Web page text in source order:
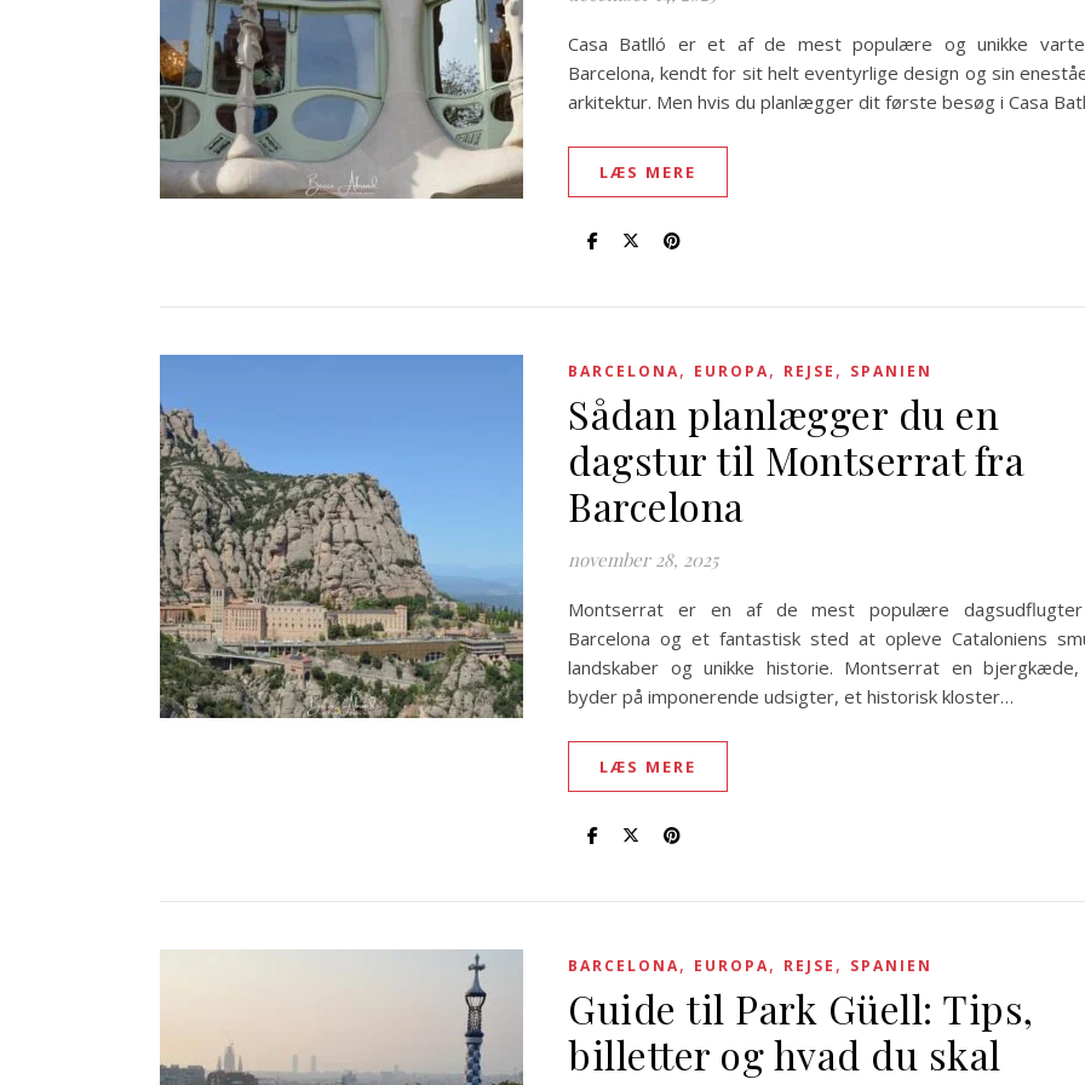
Casa Batlló er et af de mest populære og unikke
Barcelona, kendt for sit helt eventyrlige design og sin
arkitektur. Men hvis du planlægger dit første besøg i Casa
LÆS MERE
BARCELONA, EUROPA, REJSE , SPANIEN
Sådan planlægger du en
dagstur til Montserrat fra
Barcelona
november 28, 2025
Montserrat er en af de mest populære
Barcelona og et fantastisk sted at opleve Cataloniens
landskaber og unikke historie. Montserrat en
byder på imponerende udsigter, et historisk kloster…
LÆS MERE
BARCELONA, EUROPA, REJSE , SPANIEN
Guide til Park Güell: Tips,
billetter og hvad du skal